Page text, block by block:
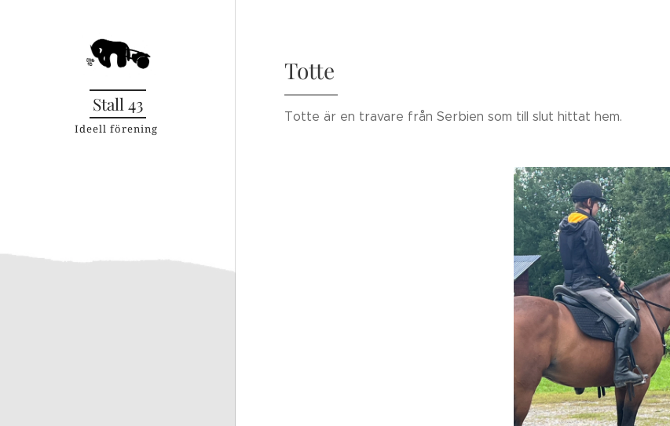
Stall 43
Ideell förening
Totte
Totte är en travare från Serbien som till slut hittat hem.